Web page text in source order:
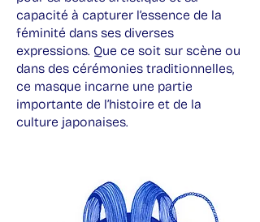
capacité à capturer l’essence de la
féminité dans ses diverses
expressions. Que ce soit sur scène ou
dans des cérémonies traditionnelles,
ce masque incarne une partie
importante de l’histoire et de la
culture japonaises.